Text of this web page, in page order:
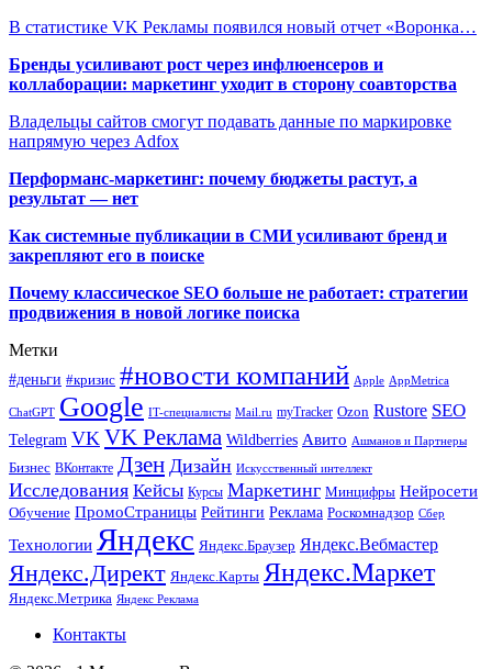
В статистике VK Рекламы появился новый отчет «Воронка…
Бренды усиливают рост через инфлюенсеров и
коллаборации: маркетинг уходит в сторону соавторства
Владельцы сайтов смогут подавать данные по маркировке
напрямую через Adfox
Перформанс-маркетинг: почему бюджеты растут, а
результат — нет
Как системные публикации в СМИ усиливают бренд и
закрепляют его в поиске
Почему классическое SEO больше не работает: стратегии
продвижения в новой логике поиска
Метки
#деньги #кризис #новости компаний Apple AppMetrica
ChatGPT Google IT-специалисты Mail.ru myTracker Ozon Rustore SEO
Telegram VK VK Реклама Wildberries Авито Ашманов и Партнеры
Бизнес ВКонтакте Дзен Дизайн Искусственный интеллект
Исследования Кейсы Курсы Маркетинг Минцифры Нейросети
Обучение ПромоСтраницы Рейтинги Реклама Роскомнадзор Сбер
Технологии Яндекс Яндекс.Браузер Яндекс.Вебмастер
Яндекс.Директ Яндекс.Карты Яндекс.Маркет
Яндекс.Метрика Яндекс Реклама
Контакты